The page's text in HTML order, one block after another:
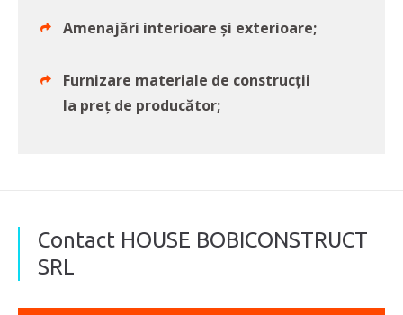
Amenajări interioare și exterioare;
Furnizare materiale de construcții
la preț de producător;
Contact HOUSE BOBICONSTRUCT
SRL